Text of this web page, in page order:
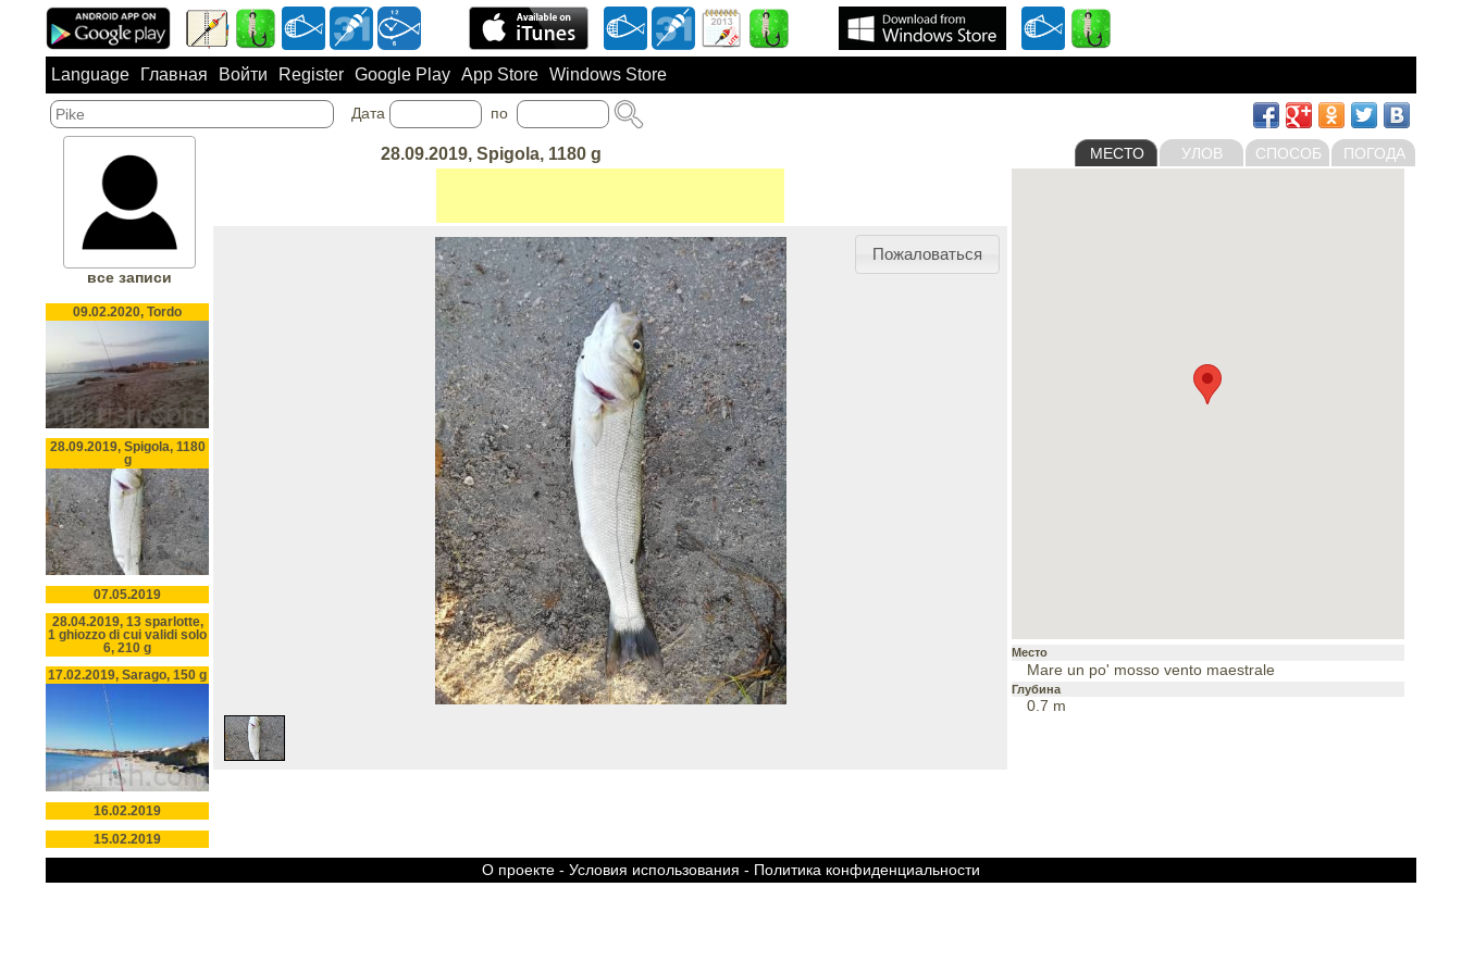
Language Главная Войти Register Google Play App Store Windows Store
Дата по
28.09.2019, Spigola, 1180 g МЕСТО УЛОВ СПОСОБ ПОГОДА
все записи
09.02.2020, Tordo
28.09.2019, Spigola, 1180
g
07.05.2019
28.04.2019, 13 sparlotte,
1 ghiozzo di cui validi solo
6, 210 g
17.02.2019, Sarago, 150 g
16.02.2019
15.02.2019
Пожаловаться
Место
Mare un po' mosso vento maestrale
Глубина
0.7 m
О проекте - Условия использования - Политика конфиденциальности